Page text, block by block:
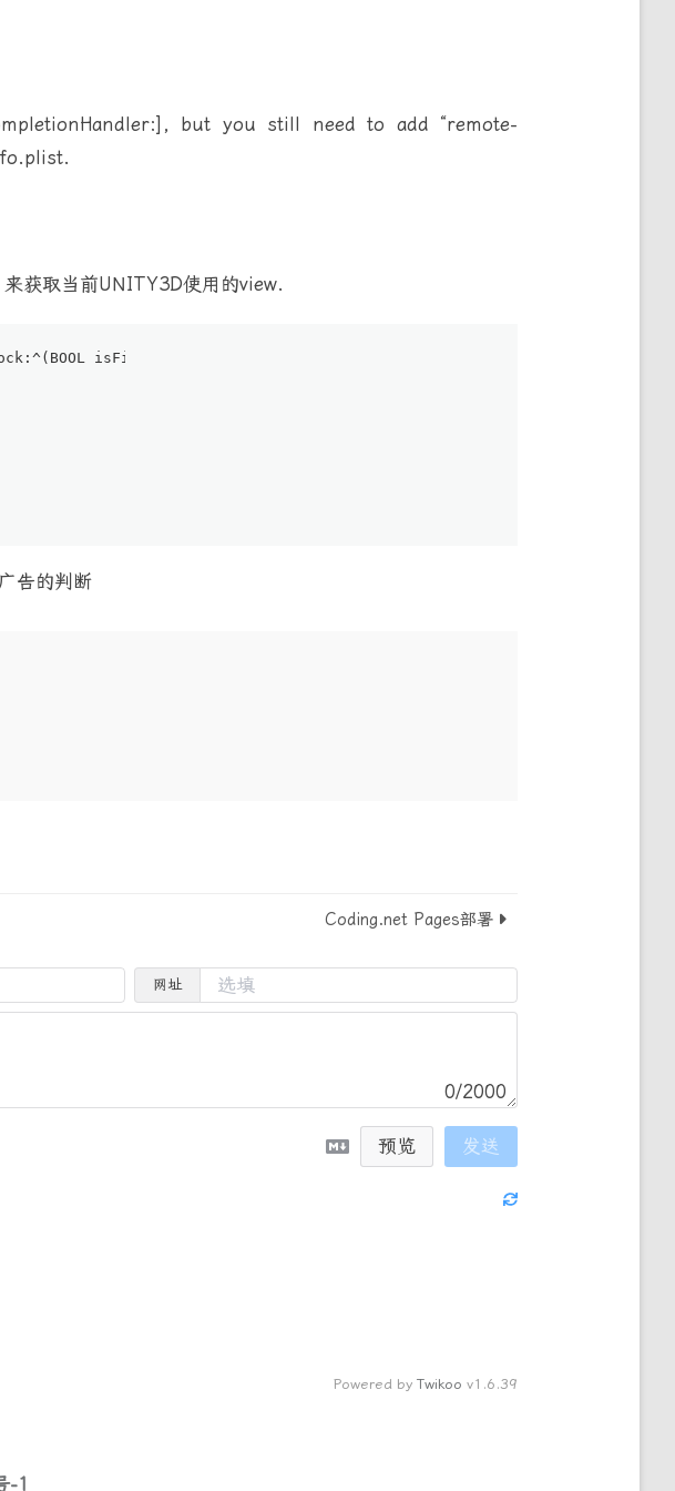
but you still need to add “remote-
来获取当前UNITY3D使用的view.
BOOL isFinishPlay){
告的判断
Coding.net Pages部署
网址
0/2000
预览 发送
Powered by Twikoo v1.6.39
-1